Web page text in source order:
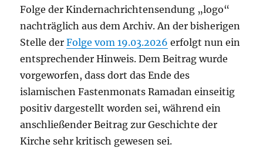
Folge der Kindernachrichtensendung „logo“
nachträglich aus dem Archiv. An der bisherigen
Stelle derFolge vom 19.03.2026 erfolgt nun ein
entsprechender Hinweis. Dem Beitrag wurde
vorgeworfen, dass dort das Ende des
islamischen Fastenmonats Ramadan einseitig
positiv dargestellt worden sei, während ein
anschließender Beitrag zur Geschichte der
Kirche sehr kritisch gewesen sei.